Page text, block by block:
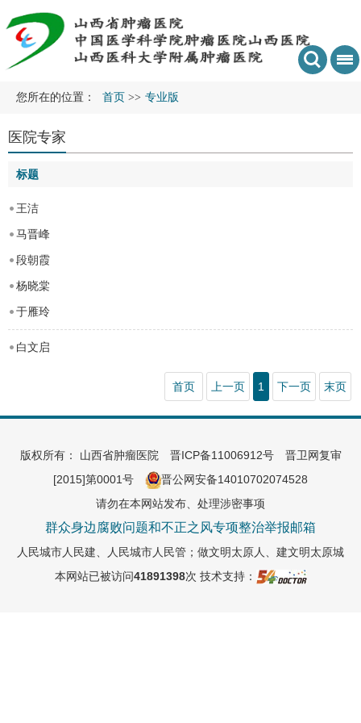
您所在的位置： 首页 >> 专业版
医院专家
标题
王洁
马晋峰
段朝霞
杨晓棠
于雁玲
白文启
首页 上一页 1 下一页 末页
版权所有： 山西省肿瘤医院 晋ICP备11006912号晋卫网复审
[2015]第0001号
晋公网安备14010702074528
请勿在本网站发布、处理涉密事项
群众身边腐败问题和不正之风专项整治举报邮箱
人民城市人民建、人民城市人民管；做文明太原人、建文明太原城
本网站已被访问41891398次 技术支持：